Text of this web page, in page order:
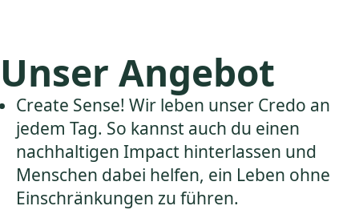
Unser Angebot
Create Sense! Wir leben unser Credo an
jedem Tag. So kannst auch du einen
nachhaltigen Impact hinterlassen und
Menschen dabei helfen, ein Leben ohne
Einschränkungen zu führen.